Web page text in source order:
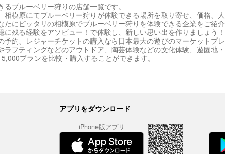
るブルーベリー狩りの店舗一覧です。
相模原にてブルーベリー狩りが体験できる場所を取り寄せ、価格、
たにピッタリの相模原でブルーベリー狩りを体験できる企業をご紹
に残る経験をアソビュー！で体験し、新しい思い出を作りましょう！
予約、レジャーチケットの購入なら日本最大の遊びのマーケットプ
ラフティングなどのアウトドア、陶芸体験などの文化体験、遊園地
プランを比較・購入することができます。
アプリをダウンロード
iPhone版アプリ